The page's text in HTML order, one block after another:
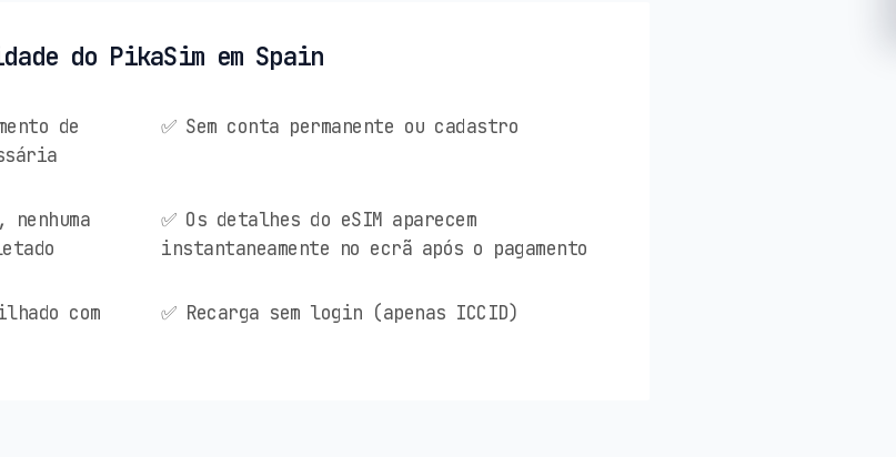
do PikaSim em Spain
de
✅ Sem conta permanente ou cadastro
nenhuma
✅ Os detalhes do eSIM aparecem
instantaneamente no ecrã após o pagamento
com
✅ Recarga sem login (apenas ICCID)